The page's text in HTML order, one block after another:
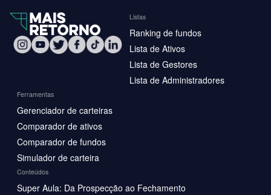
Listas
Ranking de fundos
Lista de Ativos
Lista de Gestores
Lista de Administradores
Ferramentas
Gerenciador de carteiras
Comparador de ativos
Comparador de fundos
Simulador de carteira
Conteúdos
Super Aula: Da Prospecção ao Fechamento